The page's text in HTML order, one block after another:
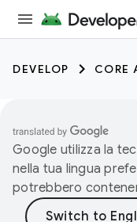
DEVELOP CORE
Google utilizza la
nella tua lingua
potrebbero